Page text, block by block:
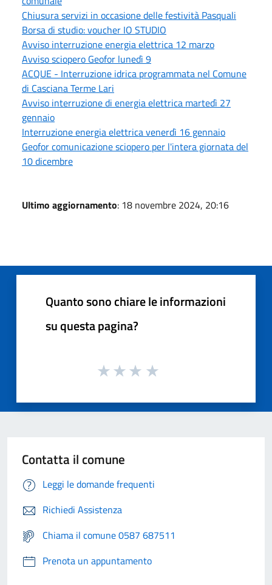
Chiusura servizi in occasione delle festività Pasquali
Borsa di studio: voucher IO STUDIO
Avviso interruzione energia elettrica 12 marzo
Avviso sciopero Geofor lunedì 9
ACQUE - Interruzione idrica programmata nel Comune
di Casciana Terme Lari
Avviso interruzione di energia elettrica martedì 27
gennaio
Interruzione energia elettrica venerdì 16 gennaio
Geofor comunicazione sciopero per l'intera giornata del
10 dicembre
Ultimo aggiornamento: 18 novembre 2024, 20:16
Quanto sono chiare le informazioni
su questa pagina?
Contatta il comune
Leggi le domande frequenti
Richiedi Assistenza
Chiama il comune 0587 687511
Prenota un appuntamento